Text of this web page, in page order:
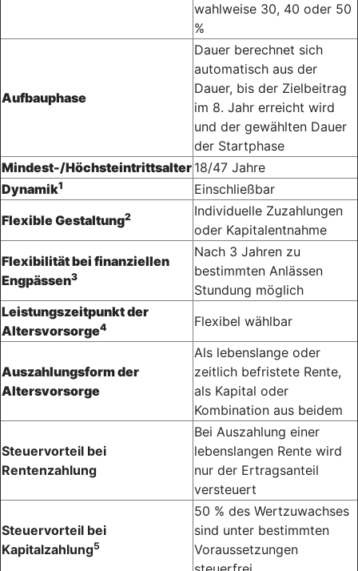
wahlweise 30, 40 oder 50
%
Aufbauphase
Dauer berechnet sich
automatisch aus der
Dauer, bis der Zielbeitrag
im 8. Jahr erreicht wird
und der gewählten Dauer
der Startphase
Mindest-/Höchsteintrittsalter 18/47 Jahre
Dynamik1
Einschließbar
Flexible Gestaltung2
Individuelle Zuzahlungen
oder Kapital­entnahme
Flexibilität bei finanziellen
Engpässen3
Nach 3 Jahren zu
bestimmten Anlässen
Stundung möglich
Leistungszeitpunkt der
Altersvorsorge4 Flexibel wählbar
Auszahlungsform der
Altersvorsorge
Als lebenslange oder
zeitlich befristete Rente,
als Kapital oder
Kombination aus beidem
Steuervorteil bei
Rentenzahlung
Bei Auszahlung einer
lebenslangen Rente wird
nur der Ertragsanteil
versteuert
Steuervorteil bei
Kapitalzahlung5
50 % des Wertzuwachses
sind unter bestimmten
Voraussetzungen